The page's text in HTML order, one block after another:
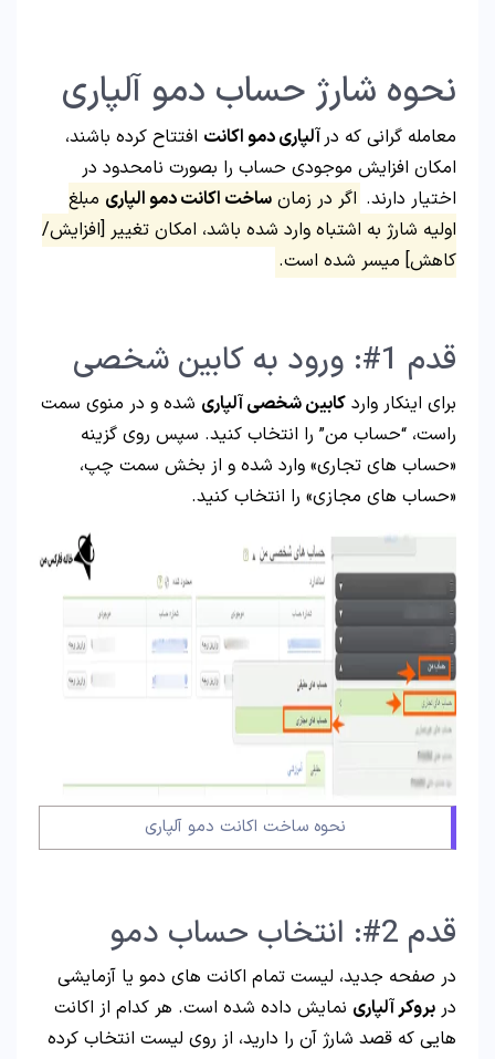
نحوه شارژ حساب دمو آلپاری
معامله گرانی که درآلپاری دمو اکانت افتتاح کرده باشند،
امکان افزایش موجودی حساب را بصورت نامحدود در
اختیار دارند. اگر در زمانساخت اکانت دمو الپاری مبلغ
اولیه شارژ به اشتباه وارد شده باشد، امکان تغییر [افزایش/
کاهش] میسر شده است.
قدم 1#: ورود به کابین شخصی
برای اینکار وارد کابین شخصی آلپاری شده و در منوی سمت
راست، “حساب من” را انتخاب کنید. سپس روی گزینه
«حساب های تجاری» وارد شده و از بخش سمت چپ،
«حساب های مجازی» را انتخاب کنید.
نحوه ساخت اکانت دمو آلپاری
قدم 2#: انتخاب حساب دمو
در صفحه جدید، لیست تمام اکانت های دمو یا آزمایشی
در بروکر آلپاری نمایش داده شده است. هر کدام از اکانت
هایی که قصد شارژ آن را دارید، از روی لیست انتخاب کرده